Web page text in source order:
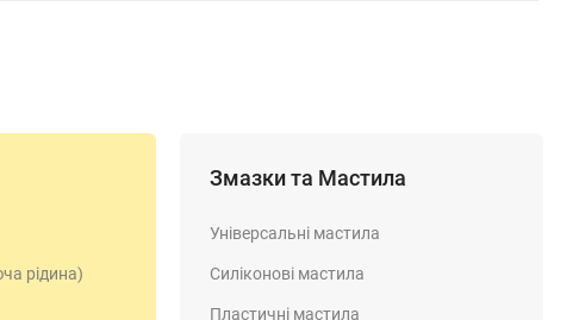
рідина)
Змазки та Мастила
Універсальні мастила
Силіконові мастила
Пластичні мастила